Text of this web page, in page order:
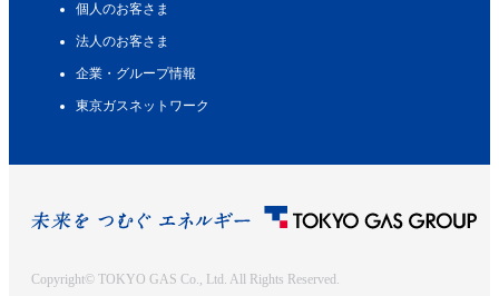
個人のお客さま
法人のお客さま
企業・グループ情報
東京ガスネットワーク
Copyright© TOKYO GAS Co., Ltd. All Rights Reserved.